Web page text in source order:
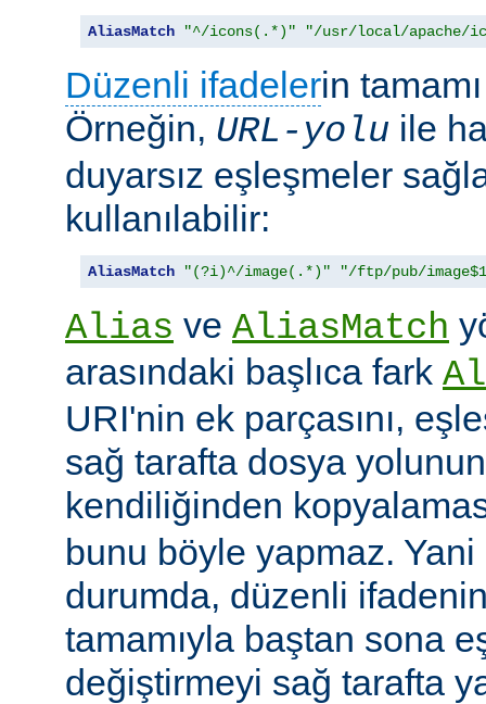
AliasMatch "^/icons(.*)" "/usr/local/apache/
Düzenli ifadelerin
Örneğin, URL-yolu ile
duyarsız eşleşmeler
kullanılabilir:
AliasMatch "(?i)^/image(.*)" "/ftp/pub/
Alias ve AliasMatch
arasındaki başlıca fark
URI'nin ek parçasını,
sağ tarafta dosya
kendiliğinden
bunu böyle yapmaz.
durumda, düzenli
tamamıyla baştan sona
değiştirmeyi sağ tarafta